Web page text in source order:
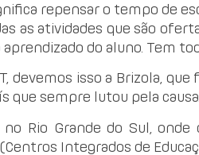
repensar o tempo de
as atividades que são
do aluno. Tem
devemos isso a Brizola,
que sempre lutou pela causa.
Rio Grande do Sul,
Integrados de